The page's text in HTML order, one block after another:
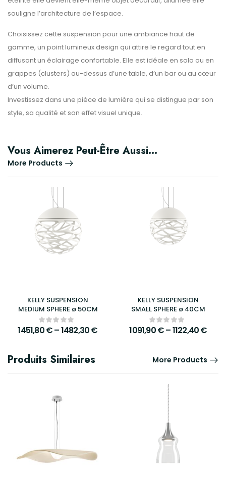
souligne l’architecture de l’espace.
Choisissez cette suspension pour une ambiance haut de
gamme, un point lumineux design qui attire le regard tout en
diffusant un éclairage confortable. Elle est idéale en solo ou en
grappes (clusters) au-dessus d’une table, d’un bar ou au cœur
d’un volume.
Investissez dans une pièce de lumière qui se distingue par son
style, sa qualité et son effet visuel unique.
Vous Aimerez Peut-Être Aussi…
More Products
KELLY SUSPENSION
MEDIUM SPHERE ø 50CM
1451,80€–1482,30€
KELLY SUSPENSION
SMALL SPHERE ø 40CM
1091,90€–1122,40€
Produits Similaires More Products